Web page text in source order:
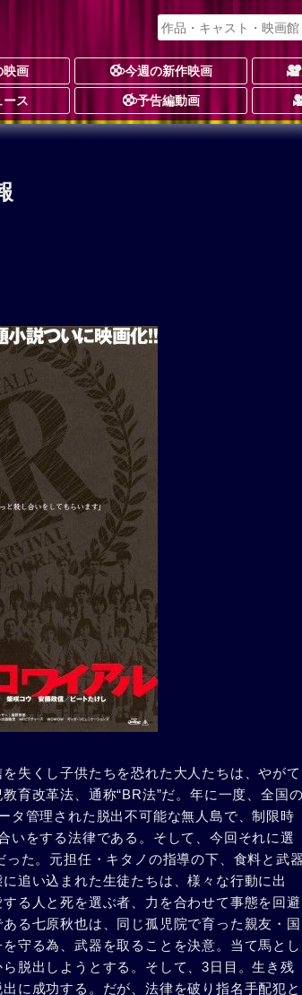
映画 今週の新作映画
ース 予告編動画
失くし子供たちを恐れた大人たちは、やがて
育改革法、通称“BR法”だ。年に一度、全国の
タ管理された脱出不可能な無人島で、制限時
いをする法律である。そして、今回それに選
た。元担任・キタノの指導の下、食料と武器
追い込まれた生徒たちは、様々な行動に出
る人と死を選ぶ者、力を合わせて事態を回避
る七原秋也は、同じ孤児院で育った親友・国
守る為、武器を取ることを決意。当て馬とし
脱出しようとする。そして、3日目。生き残
に成功する。だが、法律を破り指名手配犯と